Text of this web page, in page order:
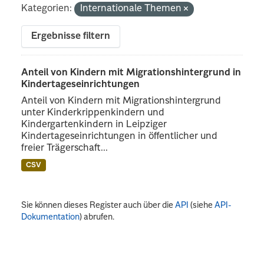
Kategorien:
Internationale Themen
Ergebnisse filtern
Anteil von Kindern mit Migrationshintergrund in
Kindertageseinrichtungen
Anteil von Kindern mit Migrationshintergrund
unter Kinderkrippenkindern und
Kindergartenkindern in Leipziger
Kindertageseinrichtungen in öffentlicher und
freier Trägerschaft...
CSV
Sie können dieses Register auch über dieAPI (sieheAPI-
Dokumentation) abrufen.